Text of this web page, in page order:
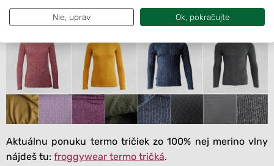
neunikne. 🙂
Aktuálnu ponuku termo tričiek zo 100% nej merino vlny
nájdeš tu: froggywear termo tričká.
Nie, uprav Ok, pokračujte